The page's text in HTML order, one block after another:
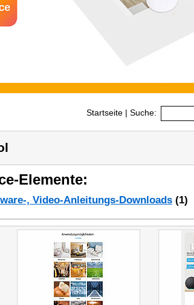
Startseite | Suche:
Elemente:
, Video-Anleitungs-Downloads (1)